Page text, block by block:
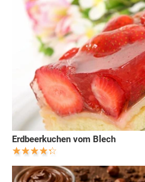
Erdbeerkuchen vom Blech